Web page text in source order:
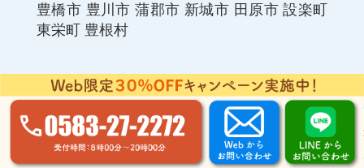
豊橋市 豊川市 蒲郡市 新城市 田原市 設楽町
東栄町 豊根村